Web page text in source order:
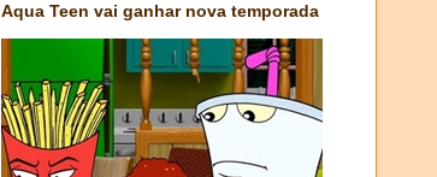
Aqua Teen vai ganhar nova temporada